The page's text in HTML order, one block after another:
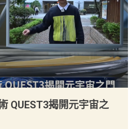
QUEST3揭開元宇宙之